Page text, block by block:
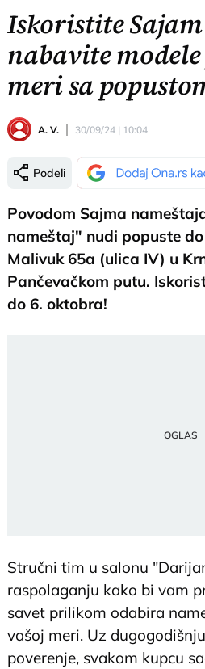
Iskoristite
nabavite
meri sa
A. V. 30/09/24 | 10:04
Podeli
Povodom Sajma
nameštaj" nudi popuste
Malivuk 65a (ulica IV) u
Pančevačkom putu.
do 6. oktobra!
Stručni tim u salonu
raspolaganju kako bi vam
savet prilikom odabira
vašoj meri. Uz
poverenje, svakom kupcu